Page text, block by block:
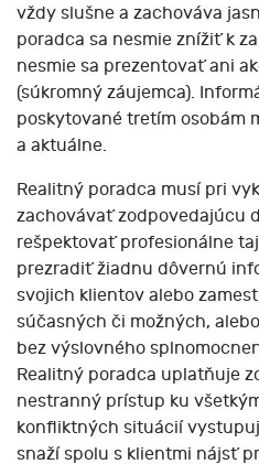
vždy slušne a zachováva
poradca sa nesmie znížiť k
nesmie sa prezentovať ani
(súkromný záujemca).
poskytované tretím osobám
a aktuálne.
Realitný poradca musí pri
zachovávať zodpovedajúcu
rešpektovať profesionálne
prezradiť žiadnu dôvernú
svojich klientov alebo
súčasných či možných,
bez výslovného
Realitný poradca uplatňuje
nestranný prístup ku
konfliktných situácií
snaží spolu s klientmi nájsť